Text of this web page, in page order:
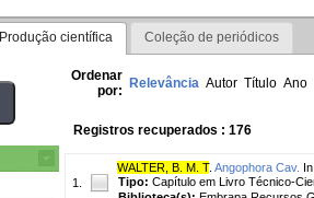
Produção científica Coleção de periódicos
Ordenar
por: Relevância Autor Título Ano
Registros recuperados : 176
1.
WALTER, B. M. T. Angophora Cav.
Tipo: Capítulo em Livro Técnico-